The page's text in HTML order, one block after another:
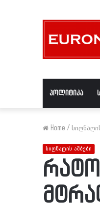
პოლიტიკა
Home /
სიღნაღის ამბები